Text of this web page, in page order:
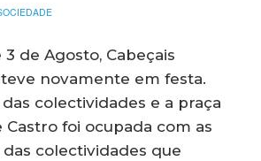
3 de Agosto, Cabeçais
novamente em festa.
colectividades e a praça
Castro foi ocupada com as
colectividades que